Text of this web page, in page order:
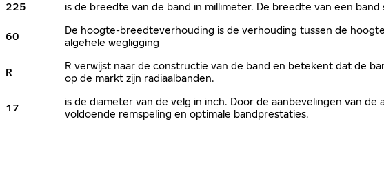
225
is de breedte van de band in millimeter. De breedte van een
60
De hoogte-breedteverhouding is de verhouding tussen de
algehele wegligging
R
R verwijst naar de constructie van de band en betekent dat de
op de markt zijn radiaalbanden.
17
is de diameter van de velg in inch. Door de aanbevelingen van
voldoende remspeling en optimale bandprestaties.